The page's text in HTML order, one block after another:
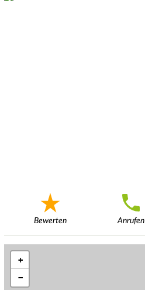
Bewerten Anrufen
+
−